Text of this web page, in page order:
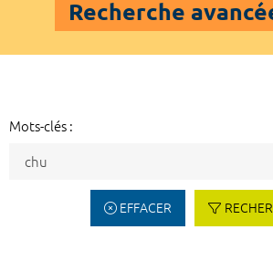
Recherche
Mots-clés :
EFFACER